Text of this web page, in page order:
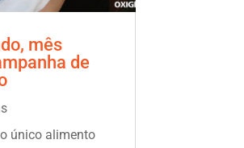
mês
de
único alimento